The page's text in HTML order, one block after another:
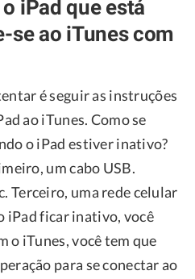
iPad que está
se ao iTunes com
é seguir as instruções
ao iTunes. Como se
o iPad estiver inativo?
um cabo USB.
Terceiro, uma rede celular
iPad ficar inativo, você
o iTunes, você tem que
para se conectar ao